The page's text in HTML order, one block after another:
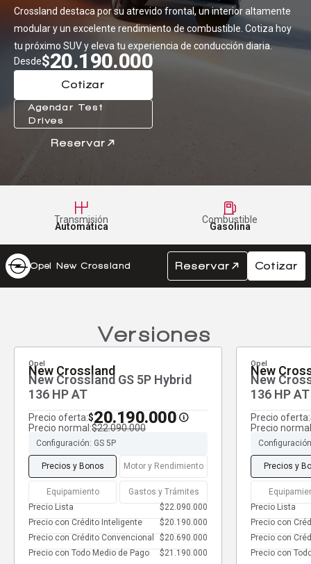
Noticias
Centro de ayuda
Ver todo autos nuevos
Doble cabina
Ver todo autos usados
Crossland destaca por su atrevido frontal, un interior altamente
modular y un excelente rendimiento de combustible. Cotiza hoy
tu próximo SUV y eleva tu experiencia de conducción diaria.
Desde$20.190.000
Cotizar
Agendar Test
Drives
Reservar
Transmisión
Automática
Combustible
Gasolina
Opel New Crossland Reservar Cotizar
Versiones
Opel
New Crossland
New Crossland GS 5P Hybrid
136 HP AT
Precio oferta:$20.190.000
Precio normal:$22.090.000
Configuración: GS 5P
Precios y Bonos Motor y Rendimiento
Equipamiento
Gastos y Trámites
Precio Lista
$22.090.000
Precio con Crédito Inteligente
$20.190.000
Precio con Crédito Convencional $20.690.000
Precio con Todo Medio de Pago
$21.190.000
Opel
New
New
136 HP AT
Precio oferta:
Precio
Precios y
Precio Lista
Precio con
Precio con
Precio con